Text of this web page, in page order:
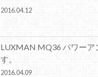
2016.04.12
LUXMAN MQ36 パワーア
す。
2016.04.09